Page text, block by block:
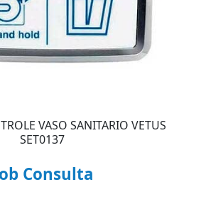
VASO SANITARIO VETUS
SET0137
Consulta